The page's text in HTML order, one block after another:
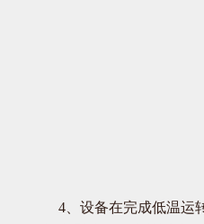
4、设备在完成低温运转